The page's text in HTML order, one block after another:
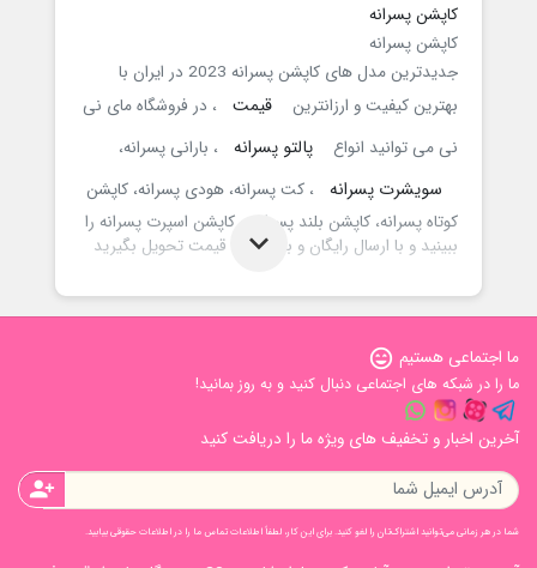
کاپشن پسرانه
کاپشن پسرانه
جدیدترین مدل های کاپشن پسرانه 2023 در ایران با
بهترین کیفیت و ارزانترین
قیمت
، در فروشگاه مای نی
نی می توانید انواع
پالتو پسرانه ، بارانی پسرانه،
سویشرت پسرانه
، کت پسرانه، هودی پسرانه، کاپشن
کوتاه پسرانه، کاپشن بلند پسرانه و کاپشن اسپرت پسرانه را
ببینید و با ارسال رایگان و با کمترین قیمت تحویل بگیرید
ما اجتماعی هستیم sentiment_very_satisfied
ما را در شبکه های اجتماعی دنبال کنید و به روز بمانید!
آخرین اخبار و تخفیف های ویژه ما را دریافت کنید
person_add
شما در هر زمانی می‌توانید اشتراک‌تان را لغو کنید. برای این کار، لطفاً اطلاعات تماس ما را در اطلاعات حقوقی بیابید.